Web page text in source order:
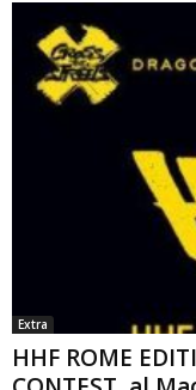
Extra
HHF ROME